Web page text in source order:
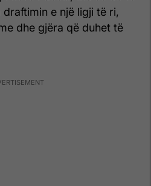
e një ligji të ri,
dhe gjëra që duhet të